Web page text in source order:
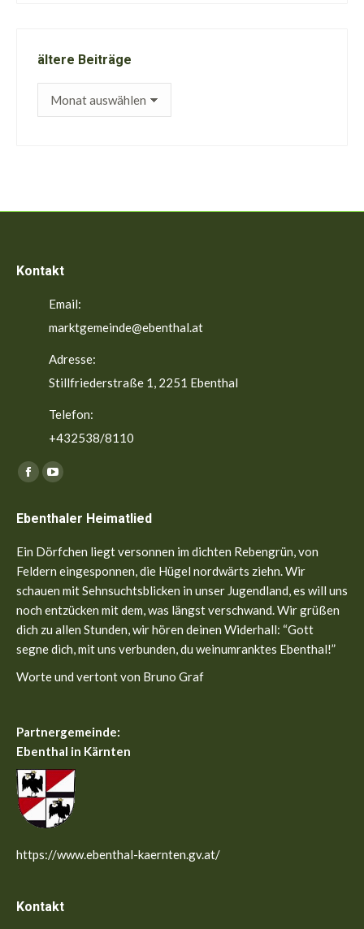
ältere Beiträge
ältere
Kontakt
Email:
marktgemeinde@ebenthal.at
Adresse:
Stillfriederstraße 1, 2251 Ebenthal
Telefon:
+432538/8110
Finden Sie uns auf:
Facebook
opens
in
new
window
YouTube
opens
in
new
window
Ebenthaler Heimatlied
Ein Dörfchen liegt versonnen im dichten Rebengrün, von
Feldern eingesponnen, die Hügel nordwärts ziehn. Wir
schauen mit Sehnsuchtsblicken in unser Jugendland, es will uns
noch entzücken mit dem, was längst verschwand. Wir grüßen
dich zu allen Stunden, wir hören deinen Widerhall: “Gott
segne dich, mit uns verbunden, du weinumranktes Ebenthal!”
Worte und vertont von Bruno Graf
Partnergemeinde:
Ebenthal in Kärnten
https://www.ebenthal-kaernten.gv.at/
Kontakt